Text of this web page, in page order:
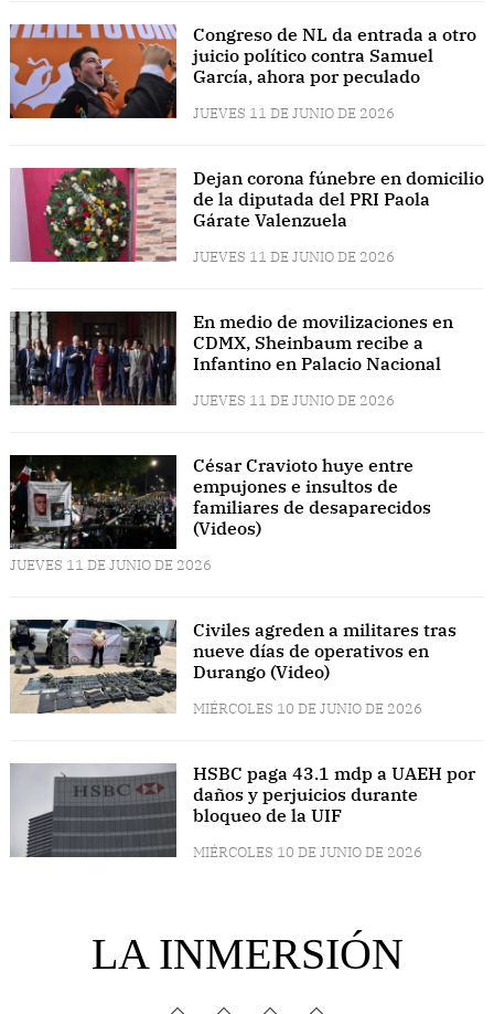
Congreso de NL da entrada a otro
juicio político contra Samuel
García, ahora por peculado
JUEVES 11 DE JUNIO DE 2026
Dejan corona fúnebre en domicilio
de la diputada del PRI Paola
Gárate Valenzuela
JUEVES 11 DE JUNIO DE 2026
En medio de movilizaciones en
CDMX, Sheinbaum recibe a
Infantino en Palacio Nacional
JUEVES 11 DE JUNIO DE 2026
César Cravioto huye entre
empujones e insultos de
familiares de desaparecidos
(Videos)
JUEVES 11 DE JUNIO DE 2026
Civiles agreden a militares tras
nueve días de operativos en
Durango (Video)
MIÉRCOLES 10 DE JUNIO DE 2026
HSBC paga 43.1 mdp a UAEH por
daños y perjuicios durante
bloqueo de la UIF
MIÉRCOLES 10 DE JUNIO DE 2026
LA INMERSIÓN